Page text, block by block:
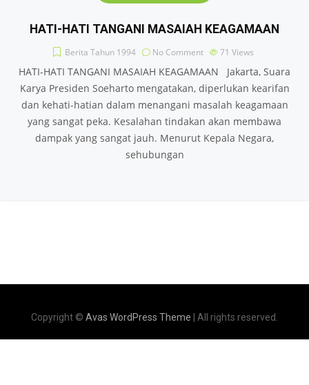
HATI-HATI TANGANI MASAIAH KEAGAMAAN
Berita Tahun 1994 No Comment 71 Views
HATI-HATI TANGANI MASAIAH KEAGAMAAN Jakarta, Suara
Karya Presiden Soeharto mengatakan, diperlukan kearifan
dan kehati-hatian dalam menangani masalah keagamaan
yang sangat peka. Kesalahan tindakan akan membawa
dampak yang sangat jauh. Menurut Kepala Negara,
sehubungan
Copyright © Avas WordPress Theme | All rights reserved.